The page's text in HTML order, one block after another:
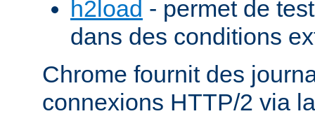
h2load - permet de
dans des conditions
Chrome fournit des
connexions HTTP/2 via